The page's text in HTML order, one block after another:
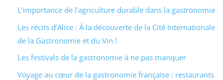
L’importance de l’agriculture durable dans la gastronomie
Les récits d’Alice : À la découverte de la Cité Internationale
de la Gastronomie et du Vin !
Les festivals de la gastronomie à ne pas manquer
Voyage au cœur de la gastronomie française : restaurants